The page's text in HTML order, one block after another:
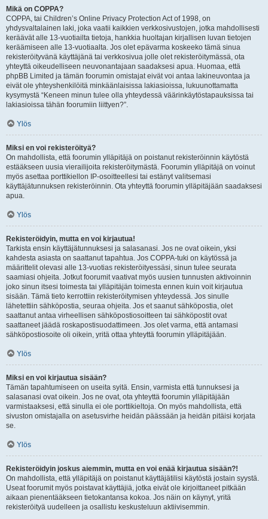
Mikä on COPPA?
COPPA, tai Children’s Online Privacy Protection Act of 1998, on
yhdysvaltalainen laki, joka vaatii kaikkien verkkosivustojen, jotka mahdollisesti
keräävät alle 13-vuotiailta tietoja, hankkia huoltajan kirjallisen luvan tietojen
keräämiseen alle 13-vuotiaalta. Jos olet epävarma koskeeko tämä sinua
rekisteröityvänä käyttäjänä tai verkkosivua jolle olet rekisteröitymässä, ota
yhteyttä oikeudelliseen neuvonantajaan saadaksesi apua. Huomaa, että
phpBB Limited ja tämän foorumin omistajat eivät voi antaa lakineuvontaa ja
eivät ole yhteyshenkilöitä minkäänlaisissa lakiasioissa, lukuunottamatta
kysymystä “Keneen minun tulee olla yhteydessä väärinkäytöstapauksissa tai
lakiasioissa tähän foorumiin liittyen?”.
Ylös
Miksi en voi rekisteröityä?
On mahdollista, että foorumin ylläpitäjä on poistanut rekisteröinnin käytöstä
estääkseen uusia vierailijoita rekisteröitymästä. Foorumin ylläpitäjä on voinut
myös asettaa porttikiellon IP-osoitteellesi tai estänyt valitsemasi
käyttäjätunnuksen rekisteröinnin. Ota yhteyttä foorumin ylläpitäjään saadaksesi
apua.
Ylös
Rekisteröidyin, mutta en voi kirjautua!
Tarkista ensin käyttäjätunnuksesi ja salasanasi. Jos ne ovat oikein, yksi
kahdesta asiasta on saattanut tapahtua. Jos COPPA-tuki on käytössä ja
määrittelit olevasi alle 13-vuotias rekisteröityessäsi, sinun tulee seurata
saamiasi ohjeita. Jotkut foorumit vaativat myös uusien tunnusten aktivoinnin
joko sinun itsesi toimesta tai ylläpitäjän toimesta ennen kuin voit kirjautua
sisään. Tämä tieto kerrottiin rekisteröitymisen yhteydessä. Jos sinulle
lähetettiin sähköpostia, seuraa ohjeita. Jos et saanut sähköpostia, olet
saattanut antaa virheellisen sähköpostiosoitteen tai sähköpostit ovat
saattaneet jäädä roskapostisuodattimeen. Jos olet varma, että antamasi
sähköpostiosoite oli oikein, yritä ottaa yhteyttä foorumin ylläpitäjään.
Ylös
Miksi en voi kirjautua sisään?
Tämän tapahtumiseen on useita syitä. Ensin, varmista että tunnuksesi ja
salasanasi ovat oikein. Jos ne ovat, ota yhteyttä foorumin ylläpitäjään
varmistaaksesi, että sinulla ei ole porttikieltoja. On myös mahdollista, että
sivuston omistajalla on asetusvirhe heidän päässään ja heidän pitäisi korjata
se.
Ylös
Rekisteröidyin joskus aiemmin, mutta en voi enää kirjautua sisään?!
On mahdollista, että ylläpitäjä on poistanut käyttäjätilisi käytöstä jostain syystä.
Useat foorumit myös poistavat käyttäjiä, jotka eivät ole kirjoittaneet pitkään
aikaan pienentääkseen tietokantansa kokoa. Jos näin on käynyt, yritä
rekisteröityä uudelleen ja osallistu keskusteluun aktiivisemmin.